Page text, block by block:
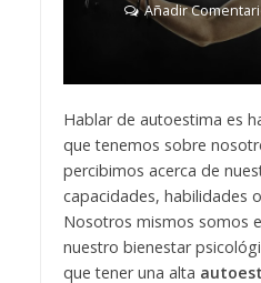
Añadir
Hablar de autoestima es
que tenemos sobre
percibimos acerca de
capacidades, habilidades
Nosotros mismos somos
nuestro bienestar
que tener una alta